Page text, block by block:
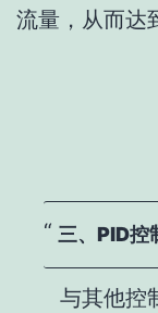
流量，从而达
三、PID控
与其他控